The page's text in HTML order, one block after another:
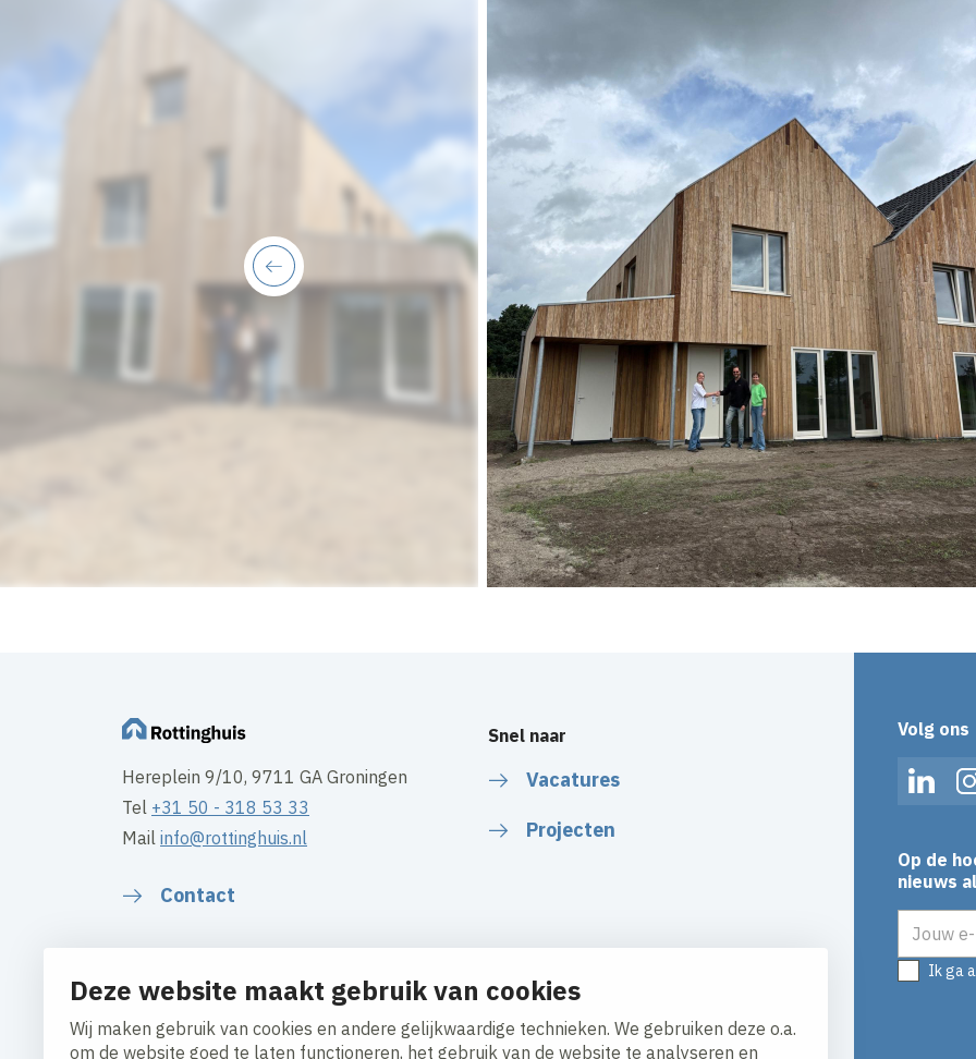
Deze website maakt gebruik van cookies
Wij maken gebruik van cookies en andere gelijkwaardige technieken. We gebruiken deze o.a.
om de website goed te laten functioneren, het gebruik van de website te analyseren en
previous
Hereplein 9/10, 9711 GA Groningen
Tel +31 50 - 318 53 33
Mail info@rottinghuis.nl
Contact
Snel naar
Vacatures
Projecten
Volg ons
Op de
nieuws
Ik ga